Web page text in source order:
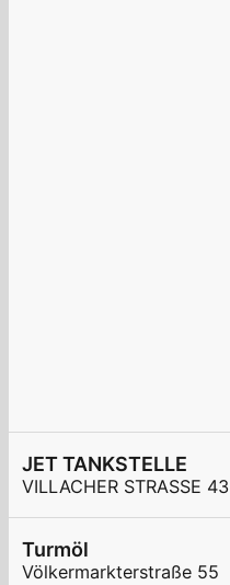
JET TANKSTELLE
VILLACHER STRASSE 43
Turmöl
Völkermarkterstraße 55